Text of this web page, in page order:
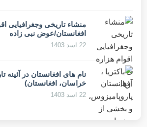
منشاء تاریخی وجغرافیایی
افغانستان/عوض نبی زاده
22 اسد 1403
نام های افغانستان در آئینه
خراسان، افغانستان)
22 اسد 1403